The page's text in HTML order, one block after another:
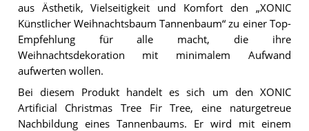
aus Ästhetik, Vielseitigkeit und Komfort den „XONIC
Künstlicher Weihnachtsbaum Tannenbaum“ zu einer Top-
Empfehlung für alle macht, die ihre
Weihnachtsdekoration mit minimalem Aufwand
aufwerten wollen.
Bei diesem Produkt handelt es sich um den XONIC
Artificial Christmas Tree Fir Tree, eine naturgetreue
Nachbildung eines Tannenbaums. Er wird mit einem